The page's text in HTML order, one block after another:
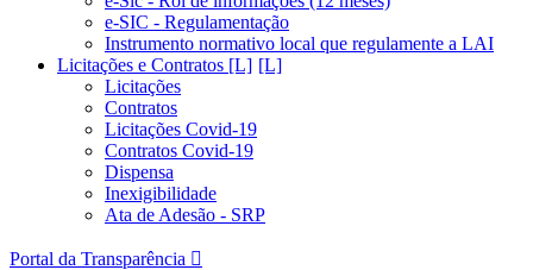
e-SIC - Regulamentação
Instrumento normativo local que regulamente a LAI
Licitações e Contratos [L]
Licitações
Contratos
Licitações Covid-19
Contratos Covid-19
Dispensa
Inexigibilidade
Ata de Adesão - SRP
Portal da Transparência